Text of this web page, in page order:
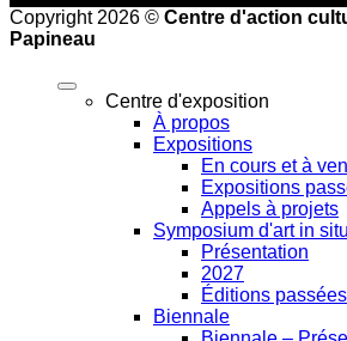
Copyright 2026 © Centre d'action
Papineau
Centre d'exposition
À propos
Expositions
En cours et à
Expositions
Appels à projets
Symposium d'art in situ
Présentation
2027
Éditions passées
Biennale